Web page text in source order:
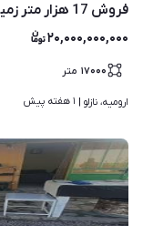
فروش 17 هزار متر زمین ، مناسب احداث کارخانه
۲۰,۰۰۰,۰۰۰,۰۰۰
۱۷۰۰۰ متر
ارومیه، نازلو | ۱ هفته پیش